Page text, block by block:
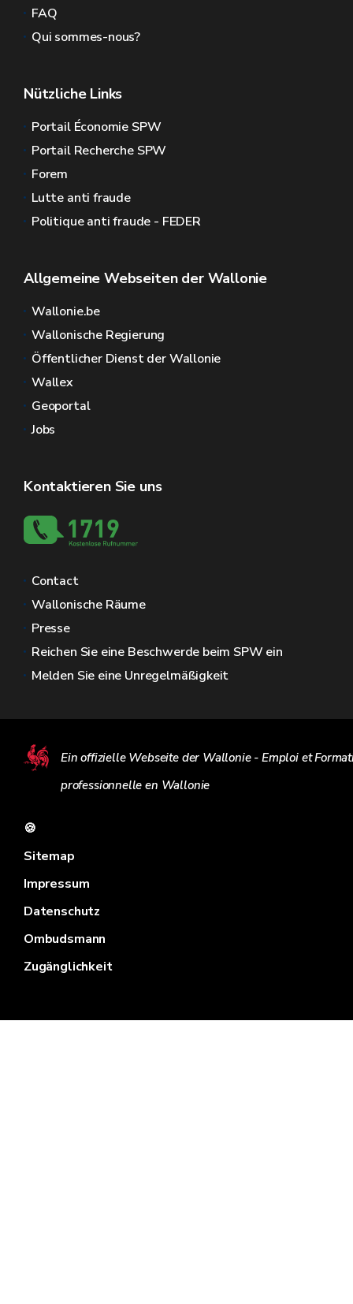
FAQ
Qui sommes-nous?
Nützliche Links
Portail Économie SPW
Portail Recherche SPW
Forem
Lutte anti fraude
Politique anti fraude - FEDER
Allgemeine Webseiten der Wallonie
Wallonie.be
Wallonische Regierung
Öffentlicher Dienst der Wallonie
Wallex
Geoportal
Jobs
Kontaktieren Sie uns
Contact
Wallonische Räume
Presse
Reichen Sie eine Beschwerde beim SPW ein
Melden Sie eine Unregelmäßigkeit
Ein offizielle Webseite der Wallonie - Emploi et
professionnelle en Wallonie
🍪
Sitemap
Impressum
Datenschutz
Ombudsmann
Zugänglichkeit